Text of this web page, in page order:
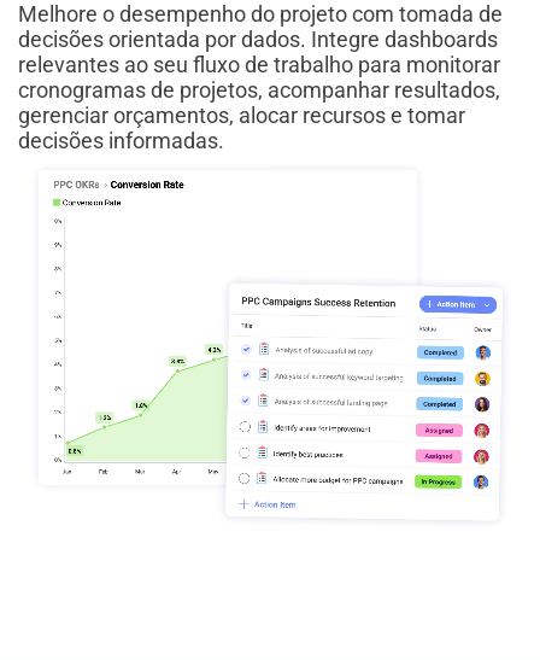
Melhore o desempenho do projeto com tomada de
decisões orientada por dados. Integre dashboards
relevantes ao seu fluxo de trabalho para monitorar
cronogramas de projetos, acompanhar resultados,
gerenciar orçamentos, alocar recursos e tomar
decisões informadas.